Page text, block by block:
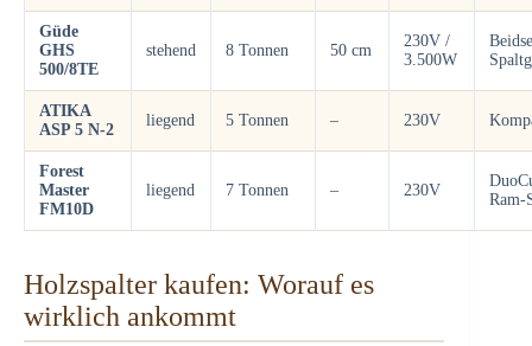
Güde
GHS
500/8TE
stehend 8 Tonnen 50 cm
230V /
3.500W
ATIKA
ASP 5 N-2
liegend 5 Tonnen – 230V
Forest
Master
FM10D
liegend 7 Tonnen – 230V
Ram-
Holzspalter kaufen: Worauf es
wirklich ankommt